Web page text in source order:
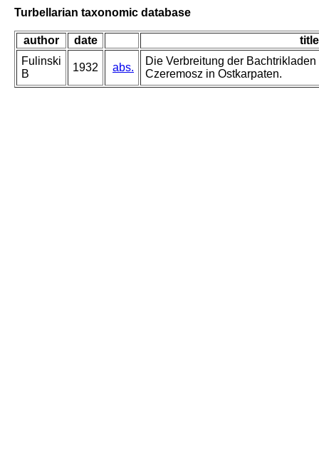
Turbellarian taxonomic database
author date
title
Fulinski
B
1932 abs.
Die Verbreitung der
Czeremosz in Ostkarpaten.